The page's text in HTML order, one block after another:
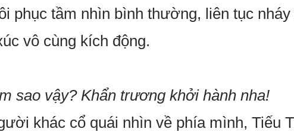
phục tầm nhìn bình thường, liên tục
vô cùng kích động.
sao vậy? Khẩn trương khởi hành nha!
khác cổ quái nhìn về phía mình, Tiếu